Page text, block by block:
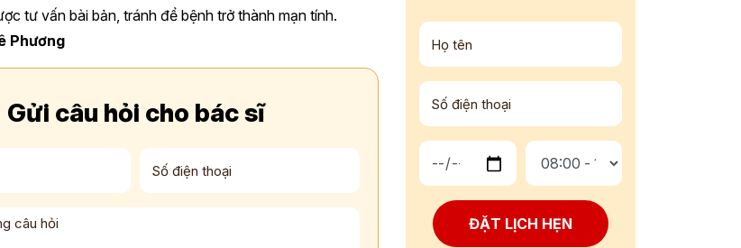
tư vấn bài bản, tránh để bệnh trở thành mạn tính.
Phương
Gửi câu hỏi cho bác sĩ
ĐẶT LỊCH HẸN